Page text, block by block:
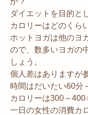
ダイエットを目的と
カロリーはどのくら
ホットヨガは他のヨ
ので、数多いヨガの
しょう。
個人差はありますが
時間はだいたい60分
カロリーは300～400
一日の女性の消費カ